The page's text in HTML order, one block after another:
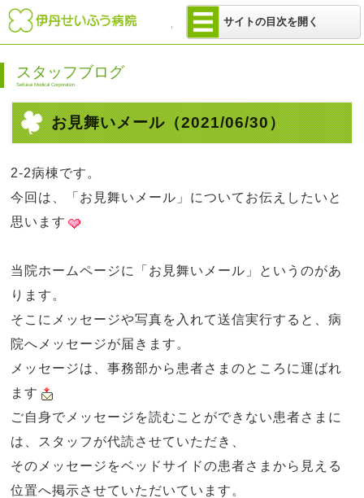
医療法人 せい
サイトの目次を開く
スタッフブログ
Seifukai Medical Corporation
お見舞いメール （2021/06/30）
2-2病棟です。
今回は、「お見舞いメール」についてお伝えしたいと
思います
当院ホームページに「お見舞いメール」というのがあ
ります。
そこにメッセージや写真を入れて送信実行すると、病
院へメッセージが届きます。
メッセージは、事務部から患者さまのところに運ばれ
ます
ご自身でメッセージを読むことができない患者さまに
は、スタッフが代読させていただき、
そのメッセージをベッドサイドの患者さまから見える
位置へ掲示させていただいています。